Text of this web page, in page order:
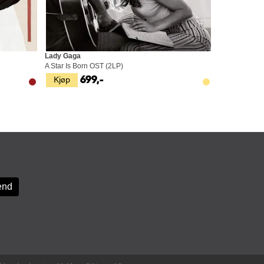
Kjøp
Lady Gaga
A Star Is Born OST (2LP)
699,-